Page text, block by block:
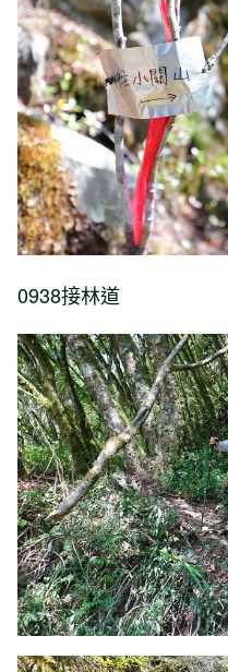
0938接林道